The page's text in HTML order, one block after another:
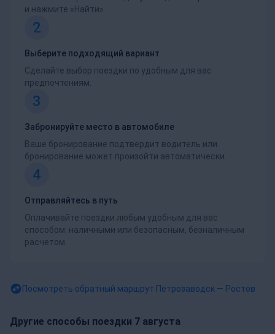
и нажмите «Найти».
2
Выберите подходящий вариант
Сделайте выбор поездки по удобным для вас
предпочтениям.
3
Забронируйте место в автомобиле
Ваше бронирование подтвердит водитель или
бронирование может произойти автоматически.
4
Отправляйтесь в путь
Оплачивайте поездки любым удобным для вас
способом: наличными или безопасным, безналичным
расчетом.
Посмотреть обратный маршрут Петрозаводск — Ростов
Другие способы поездки 7 августа